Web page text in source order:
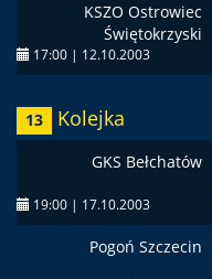
KSZO Ostrowiec
Świętokrzyski
17:00 | 12.10.2003
13 Kolejka
GKS Bełchatów
19:00 | 17.10.2003
Pogoń Szczecin